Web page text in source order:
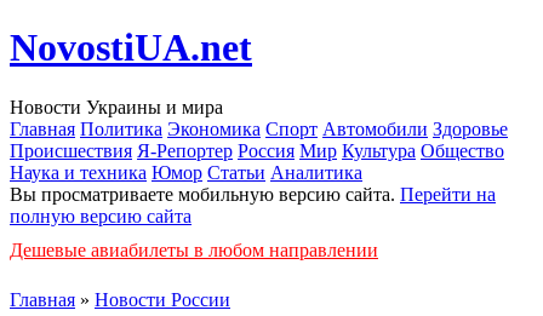
NovostiUA.net
Новости Украины и мира
Главная Политика Экономика Спорт Автомобили Здоровье
Происшествия Я-Репортер Россия Мир Культура Общество
Наука и техника Юмор Статьи Аналитика
Вы просматриваете мобильную версию сайта. Перейти на
полную версию сайта
Дешевые авиабилеты в любом направлении
Главная » Новости России